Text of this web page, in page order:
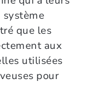
que les
aux
utilisées
pour